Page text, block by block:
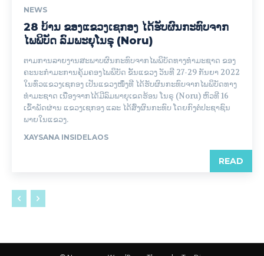
NEWS
28 ບ້ານ ຂອງແຂວງເຊກອງ ໄດ້ຮັບຜົນກະທົບຈາກ
ໄພພິບັດ ລົມພະຍຸໂນຣຸ (Noru)
ຕາມການລາຍງານສະພາບຜົນກະທົບຈາກໄພພິບັດທາງທຳມະຊາດ ຂອງ
ຄະນະກຳມະການຄຸ້ມຄອງໄພພິບັດ ຂັ້ນແຂວງ ວັນທີ 27-29 ກັນຍາ 2022
ໃນທົ່ວແຂວງເຊກອງ ເປັນແຂວງໜຶ່ງທີ ່ໄດ້ຮັບຜົນກະທົບຈາກໄພພິບັດທາງ
ທຳມະຊາດ ເນື່ອງຈາກໄດ້ມີລົມພາຍຸເຂດຮ້ອນ ໂນຣຸ (Noru) ຫົວທີ 16
ເຂົ້າພັດຜ່ານ ແຂວງເຊກອງ ແລະ ໄດ້ສົ່ງຜົນກະທົບ ໂດຍກົງຕໍ່ປະຊາຊົນ
ພາຍໃນແຂວງ.
XAYSANA INSIDELAOS
READ